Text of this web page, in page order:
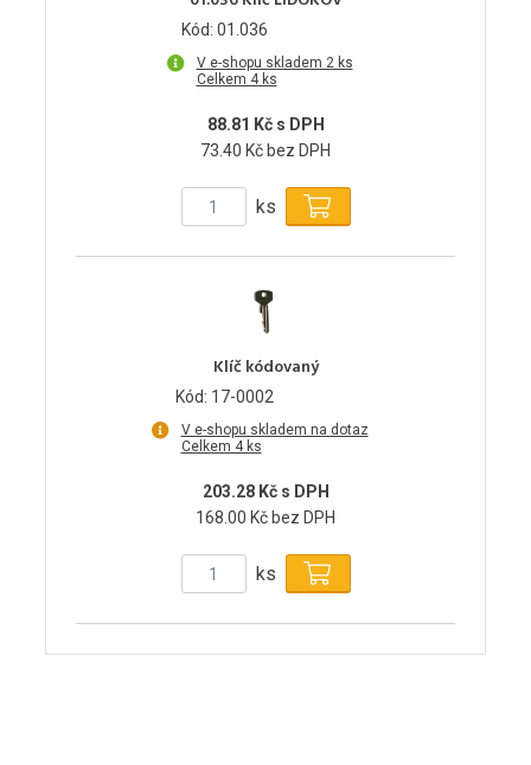
Kód: 01.036
V e-shopu skladem 2 ks
Celkem 4 ks
88.81 Kč s DPH
73.40 Kč bez DPH
ks
Klíč kódovaný
Kód: 17-0002
V e-shopu skladem na dotaz
Celkem 4 ks
203.28 Kč s DPH
168.00 Kč bez DPH
ks